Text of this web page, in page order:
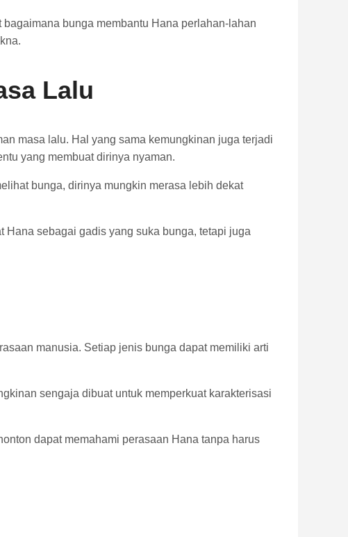
bunga membantu Hana perlahan-lahan
Lalu
masa lalu. Hal yang sama kemungkinan juga terjadi
yang membuat dirinya nyaman.
bunga, dirinya mungkin merasa lebih dekat
sebagai gadis yang suka bunga, tetapi juga
manusia. Setiap jenis bunga dapat memiliki arti
sengaja dibuat untuk memperkuat karakterisasi
dapat memahami perasaan Hana tanpa harus